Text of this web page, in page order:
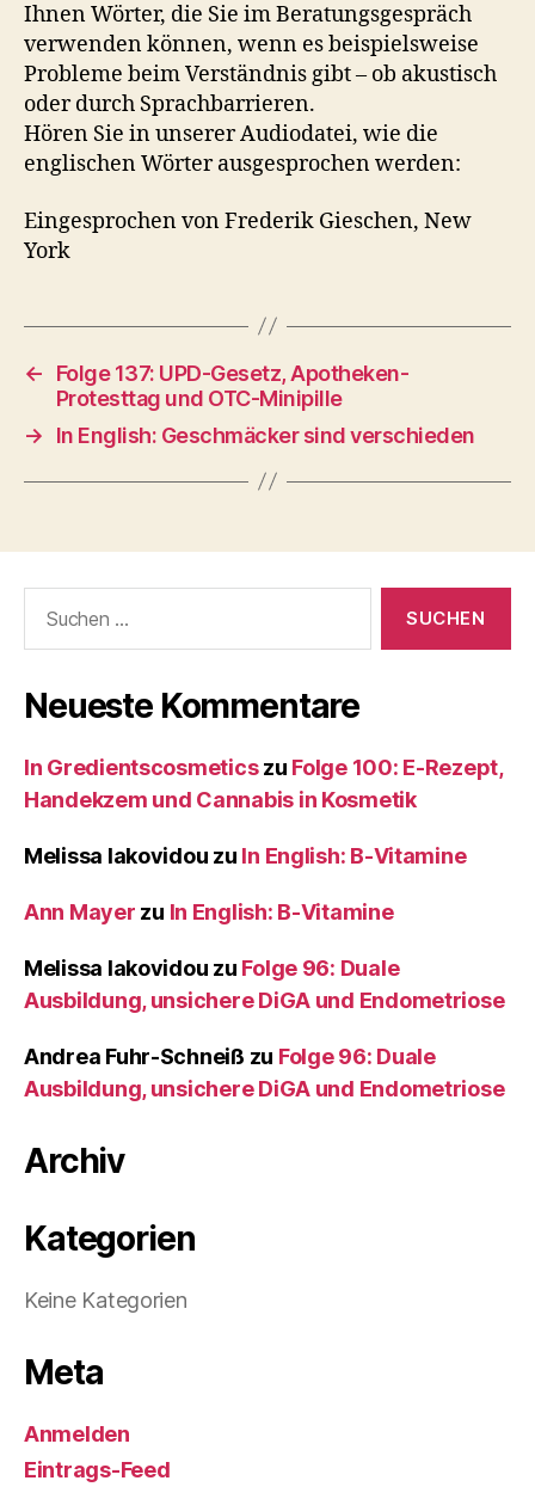
Ihnen Wörter, die Sie im Beratungsgespräch
verwenden können, wenn es beispielsweise
Probleme beim Verständnis gibt – ob akustisch
oder durch Sprachbarrieren.
Hören Sie in unserer Audiodatei, wie die
englischen Wörter ausgesprochen werden:
Eingesprochen von Frederik Gieschen, New
York
←
Folge 137: UPD-Gesetz, Apotheken-
Protesttag und OTC-Minipille
→
In English: Geschmäcker sind verschieden
nach:
Neueste Kommentare
In Gredientscosmeticszu Folge 100: E-Rezept,
Handekzem und Cannabis in Kosmetik
Melissa Iakovidou zu In English: B-Vitamine
Ann Mayer zu In English: B-Vitamine
Melissa Iakovidou zu Folge 96: Duale
Ausbildung, unsichere DiGA und Endometriose
Andrea Fuhr-Schneiß zu Folge 96: Duale
Ausbildung, unsichere DiGA und Endometriose
Archiv
Kategorien
Keine Kategorien
Meta
Anmelden
Eintrags-Feed